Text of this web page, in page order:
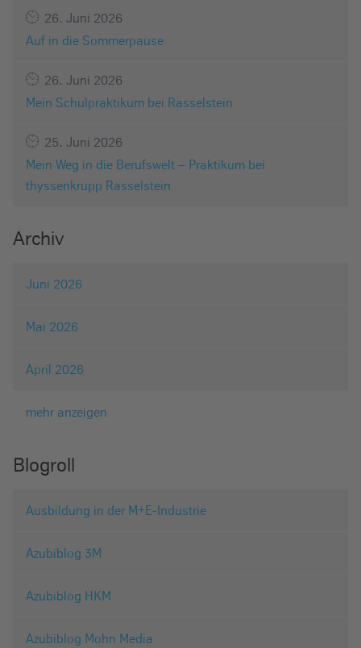
26. Juni 2026
Auf in die Sommerpause
26. Juni 2026
Mein Schulpraktikum bei Rasselstein
25. Juni 2026
Mein Weg in die Berufswelt – Praktikum bei
thyssenkrupp Rasselstein
Archiv
Juni 2026
Mai 2026
April 2026
mehr anzeigen
Blogroll
Ausbildung in der M+E-Industrie
Azubiblog 3M
Azubiblog HKM
Azubiblog Mohn Media